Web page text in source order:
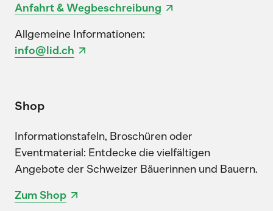
Anfahrt & Wegbeschreibung
Allgemeine Informationen:
info@lid.ch
Shop
Informationstafeln, Broschüren oder
Eventmaterial: Entdecke die vielfältigen
Angebote der Schweizer Bäuerinnen und Bauern.
Zum Shop